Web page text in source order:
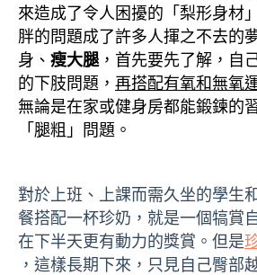
來造成了令人困擾的「梨形身材
胖的問題成了許多人揮之不去的
身、 瘦大腿 ，首先要先了解，自
的下肢問題， 再搭配有氧和無氧
無論是在家或健身房都能鍛鍊的
「腿粗」問題。
對於上班、上課而需久坐的學生
餐搭配一杯珍奶，就是一個犒賞
在下半天更有動力的獎賞。但是
，這樣長期下來，只見自己臀部